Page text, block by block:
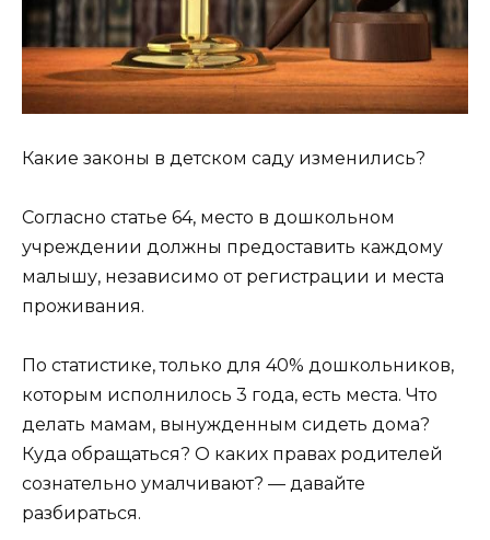
Какие законы в детском саду изменились?
Согласно статье 64, место в дошкольном
учреждении должны предоставить каждому
малышу, независимо от регистрации и места
проживания.
По статистике, только для 40% дошкольников,
которым исполнилось 3 года, есть места. Что
делать мамам, вынужденным сидеть дома?
Куда обращаться? О каких правах родителей
сознательно умалчивают? — давайте
разбираться.